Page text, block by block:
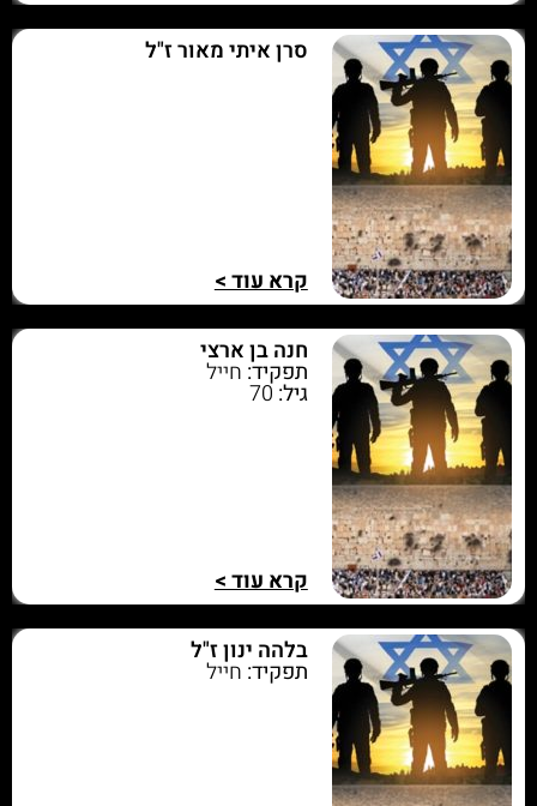
סרן איתי מאור ז"ל
קרא עוד >
חנה בן ארצי
תפקיד: חייל
גיל:70
קרא עוד >
בלהה ינון ז"ל
תפקיד: חייל